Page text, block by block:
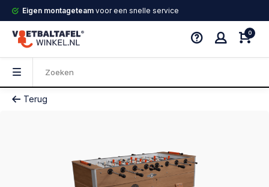
Eigen montageteam voor een snelle service
0
Terug